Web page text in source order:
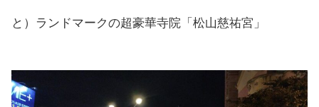
と）ランドマークの超豪華寺院「松山慈祐宮」